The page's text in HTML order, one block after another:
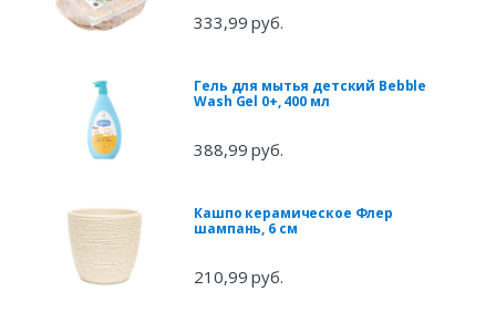
333,99 руб.
Гель для мытья детский Bebble
Wash Gel 0+, 400 мл
388,99 руб.
Кашпо керамическое Флер
шампань, 6 см
210,99 руб.